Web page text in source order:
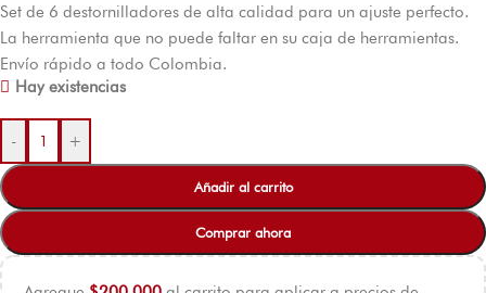
Set de 6 destornilladores de alta calidad para un ajuste perfecto.
La herramienta que no puede faltar en su caja de herramientas.
Envío rápido a todo Colombia.
Hay existencias
- +
Añadir al carrito
Comprar ahora